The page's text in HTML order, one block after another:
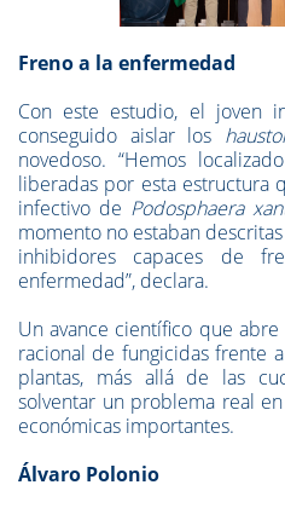
Freno a la enfermedad
Con este estudio, el joven
conseguido aislar los
novedoso. “Hemos
liberadas por esta estructura
infectivo de Podosphaera
momento no estaban
inhibidores capaces de
enfermedad”, declara.
Un avance científico que
racional de fungicidas frente
plantas, más allá de las
solventar un problema real
económicas importantes.
Álvaro Polonio